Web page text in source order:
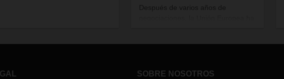
Después de varios años de
entró en vigor el 1 de mayo de
SOBRE NOSOTROS